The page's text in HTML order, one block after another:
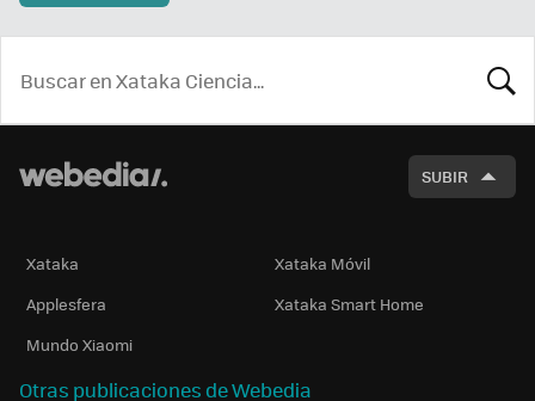
SUBIR
Xataka
Xataka Móvil
Applesfera
Xataka Smart Home
Mundo Xiaomi
Otras publicaciones de Webedia